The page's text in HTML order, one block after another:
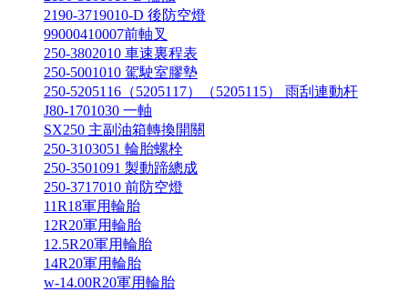
2190-3719010-D 後防空燈
99000410007前軸叉
250-3802010 車速裏程表
250-5001010 駕駛室膠墊
250-5205116（5205117）（5205115） 雨刮連動杆
J80-1701030 一軸
SX250 主副油箱轉換開關
250-3103051 輪胎螺栓
250-3501091 製動蹄總成
250-3717010 前防空燈
11R18軍用輪胎
12R20軍用輪胎
12.5R20軍用輪胎
14R20軍用輪胎
w-14.00R20軍用輪胎